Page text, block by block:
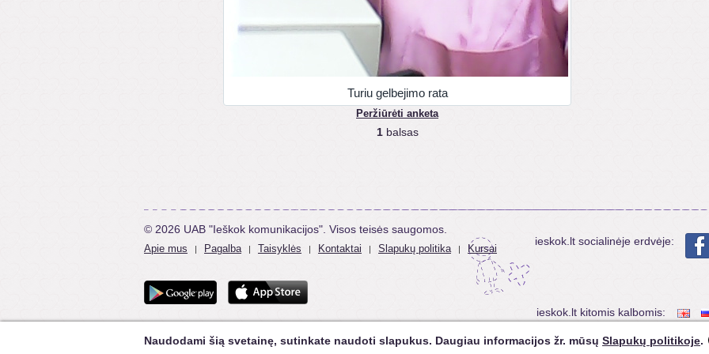
Turiu gelbejimo rata
Peržiūrėti anketa
1balsas
© 2026 UAB "Ieškok komunikacijos". Visos teisės saugomos.
Apie mus | Pagalba | Taisyklės | Kontaktai | Slapukų politika | Kursai
ieskok.lt socialinėje erdvėje:
ieskok.lt kitomis kalbomis:
Naudodami šią svetainę, sutinkate naudoti slapukus. Daugiau informacijos žr. mūsų Slapukų politikoje.